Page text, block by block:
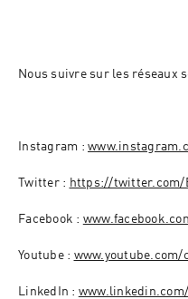
Nous suivre sur les réseaux
Instagram :
Twitter : https://twitter.com/
Facebook :
Youtube :
LinkedIn :